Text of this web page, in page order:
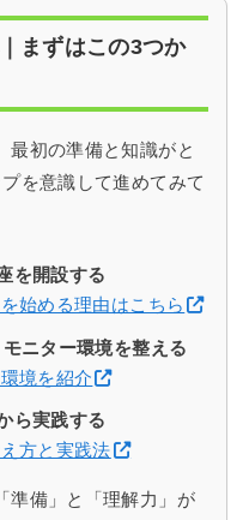
まずはこの3つか
最初の準備と知識がと
を意識して進めてみて
を開設する
始める理由はこちら
ニター環境を整える
境を紹介
ら実践する
方と実践法
準備」と「理解力」が